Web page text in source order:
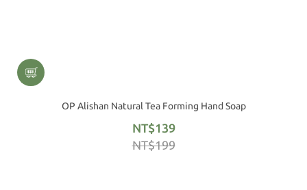
OP Alishan Natural Tea Forming Hand Soap
NT$139
NT$199